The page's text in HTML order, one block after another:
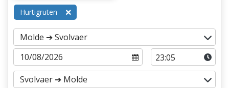
Hurtigruten